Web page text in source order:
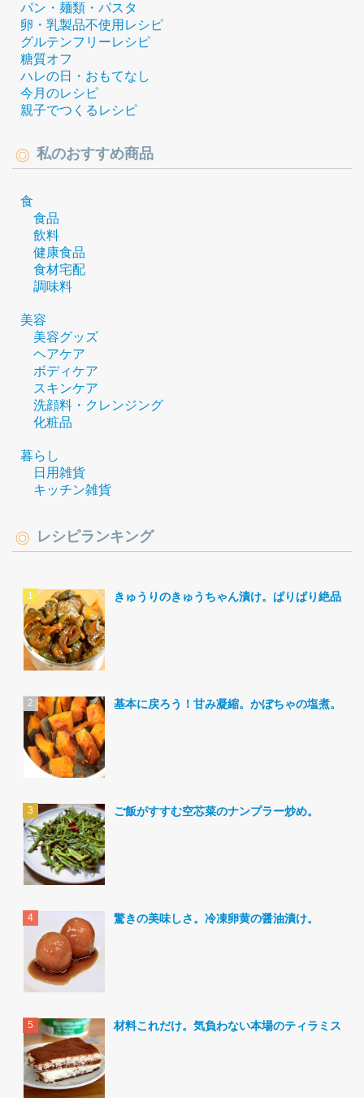
パン・麺類・パスタ
卵・乳製品不使用レシピ
グルテンフリーレシピ
糖質オフ
ハレの日・おもてなし
今月のレシピ
親子でつくるレシピ
私のおすすめ商品
食
食品
飲料
健康食品
食材宅配
調味料
美容
美容グッズ
ヘアケア
ボディケア
スキンケア
洗顔料・クレンジング
化粧品
暮らし
日用雑貨
キッチン雑貨
レシピランキング
きゅうりのきゅうちゃん漬け。ぱりぱり絶品。
基本に戻ろう！甘み凝縮。かぼちゃの塩煮。
ご飯がすすむ空芯菜のナンプラー炒め。
驚きの美味しさ。冷凍卵黄の醤油漬け。
材料これだけ。気負わない本場のティラミス。